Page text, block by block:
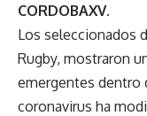
CORDOBAXV.
Los seleccionados
Rugby, mostraron
emergentes dentro
coronavirus ha